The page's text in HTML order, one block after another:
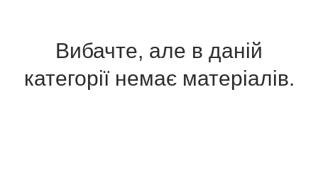
Вибачте, але в даній
категорії немає матеріалів.